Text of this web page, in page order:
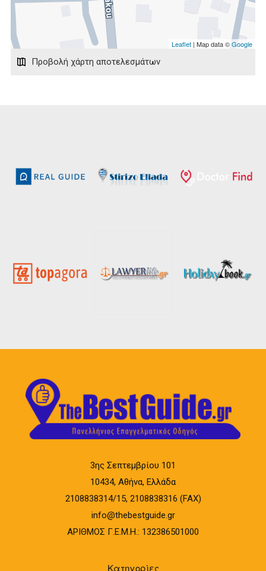
Leaflet | Map data ©Google
Προβολή χάρτη αποτελεσμάτων
3ης Σεπτεμβρίου 101
10434, Αθήνα, Ελλάδα
2108838314/15, 2108838316 (FAX)
info@thebestguide.gr
ΑΡΙΘΜΟΣ Γ.Ε.Μ.Η.: 132386501000
Κατηγορίες